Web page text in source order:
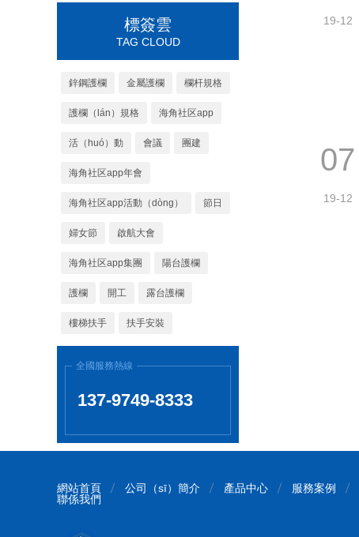
標簽雲
TAG CLOUD
鋅鋼護欄 金屬護欄 欄杆規格
護欄（lán）規格 海角社区app
活（huó）動 會議 團建
海角社区app年會
海角社区app活動（dòng） 節日
婦女節 啟航大會
海角社区app集團 陽台護欄
護欄 開工 露台護欄
樓梯扶手 扶手安裝
全國服務熱線
137-9749-8333
19-12
07
19-12
網站首頁 公司（sī）簡介 產品中心 服務案例
聯係我們